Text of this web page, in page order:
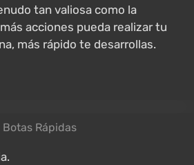
tan valiosa como la
acciones pueda realizar tu
más rápido te desarrollas.
Botas Rápidas